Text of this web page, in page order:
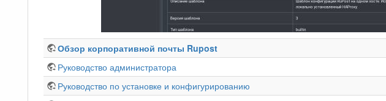
Обзор корпоративной почты Rupost
Руководство администратора
Руководство по установке и конфигурированию